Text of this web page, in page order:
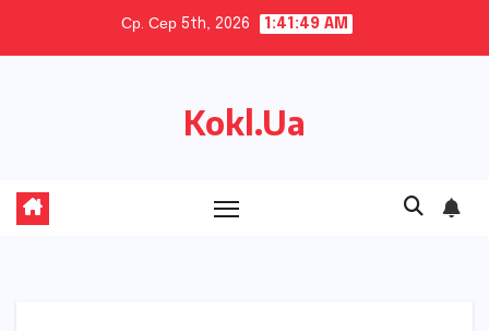
Ср. Сер 5th, 2026 1:41:50 AM
Kokl.Ua